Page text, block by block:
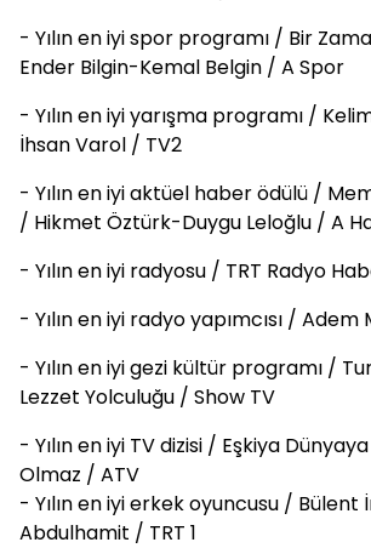
- Yılın en iyi spor programı / Bir
Ender Bilgin-Kemal Belgin / A Spor
- Yılın en iyi yarışma programı /
İhsan Varol / TV2
- Yılın en iyi aktüel haber ödülü /
/ Hikmet Öztürk-Duygu Leloğlu / A
- Yılın en iyi radyosu / TRT Radyo
- Yılın en iyi radyo yapımcısı /
- Yılın en iyi gezi kültür programı /
Lezzet Yolculuğu / Show TV
- Yılın en iyi TV dizisi / Eşkiya
Olmaz / ATV
- Yılın en iyi erkek oyuncusu /
Abdulhamit / TRT 1